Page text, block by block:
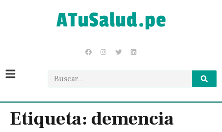
Etiqueta: demencia